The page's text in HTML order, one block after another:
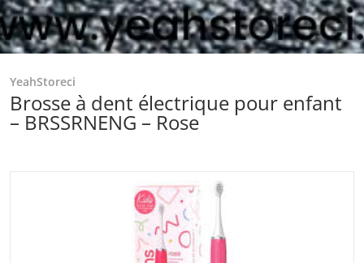
files/telechargement-2025-11-10T110548.955.jpg
YeahStoreci
Brosse à dent électrique pour enfant
– BRSSRNENG – Rose